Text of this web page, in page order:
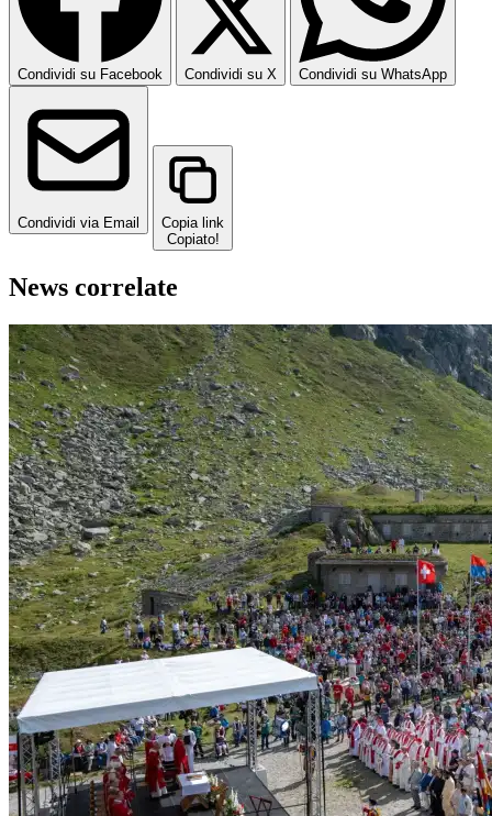
Condividi su Facebook Condividi su X Condividi su WhatsApp
Condividi via Email
Copia link
Copiato!
News correlate